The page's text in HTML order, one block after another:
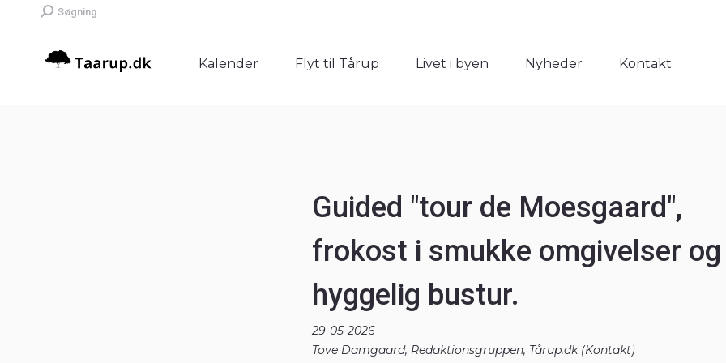
Search:
Søgning
Kalender Flyt til Tårup Livet i byen Nyheder Kontakt
Guided "tour de Moesgaard",
frokost i smukke omgivelser og
hyggelig bustur.
29-05-2026
Tove Damgaard, Redaktionsgruppen, Tårup.dk (Kontakt)
Kalender Flyt til Tårup Livet i byen Nyheder Kontakt